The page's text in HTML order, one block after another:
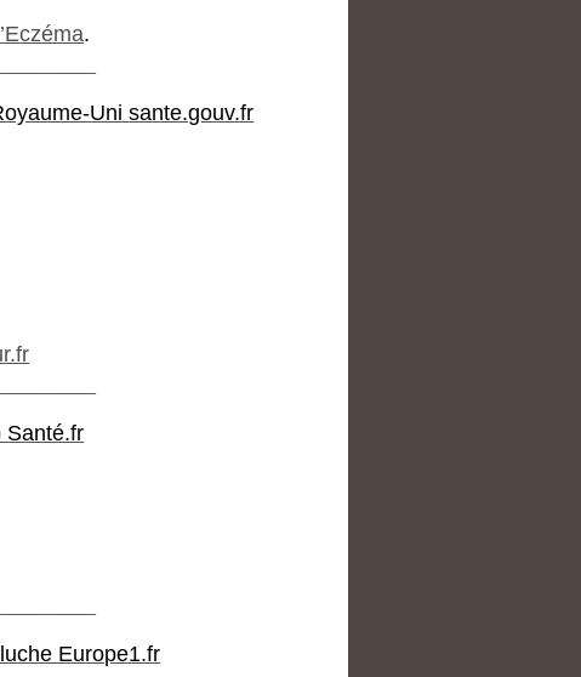
.
Unisante.gouv.fr
Santé.fr
Europe1.fr